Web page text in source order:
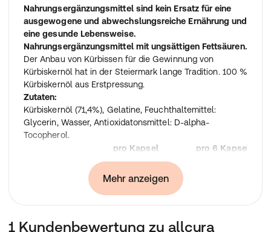
Nahrungsergänzungsmittel sind kein Ersatz für eine
ausgewogene und abwechslungsreiche Ernährung und
eine gesunde Lebensweise.
Nahrungsergänzungsmittel mit ungsättigen Fettsäuren.
Der Anbau von Kürbissen für die Gewinnung von
Kürbiskernöl hat in der Steiermark lange Tradition. 100 %
Kürbiskernöl aus Erstpressung.
Zutaten:
Kürbiskernöl (71,4%), Gelatine, Feuchthaltemittel:
Glycerin, Wasser, Antioxidatonsmittel: D-alpha-
Tocopherol.
pro Kapsel
pro 6 Kapseln
500 mg
250 mg
Verzehrsempfehlung:
Die angegebene empfohlene Tagesmenge darf nicht
Mehr anzeigen
1 Kundenbewertung zu allcura